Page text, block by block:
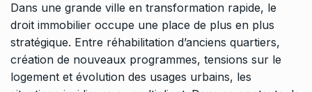
Dans une grande ville en transformation rapide, le
droit immobilier occupe une place de plus en plus
stratégique. Entre réhabilitation d’anciens quartiers,
création de nouveaux programmes, tensions sur le
logement et évolution des usages urbains, les